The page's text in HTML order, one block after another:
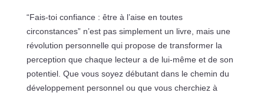
“Fais-toi confiance : être à l’aise en toutes
circonstances” n’est pas simplement un livre, mais une
révolution personnelle qui propose de transformer la
perception que chaque lecteur a de lui-même et de son
potentiel. Que vous soyez débutant dans le chemin du
développement personnel ou que vous cherchiez à